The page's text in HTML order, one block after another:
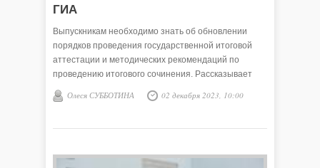
ГИА
Выпускникам необходимо знать об обновлении
порядков проведения государственной итоговой
аттестации и методических рекомендаций по
проведению итогового сочинения. Рассказывает
Ирина КАЛИНИНА, заместитель начальника отдела
образования администрации Викуловского района:
Олеся СУББОТИНА 02 декабря 2023, 10:00